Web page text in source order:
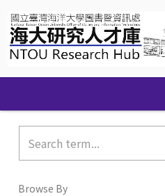
navigation
Browse By